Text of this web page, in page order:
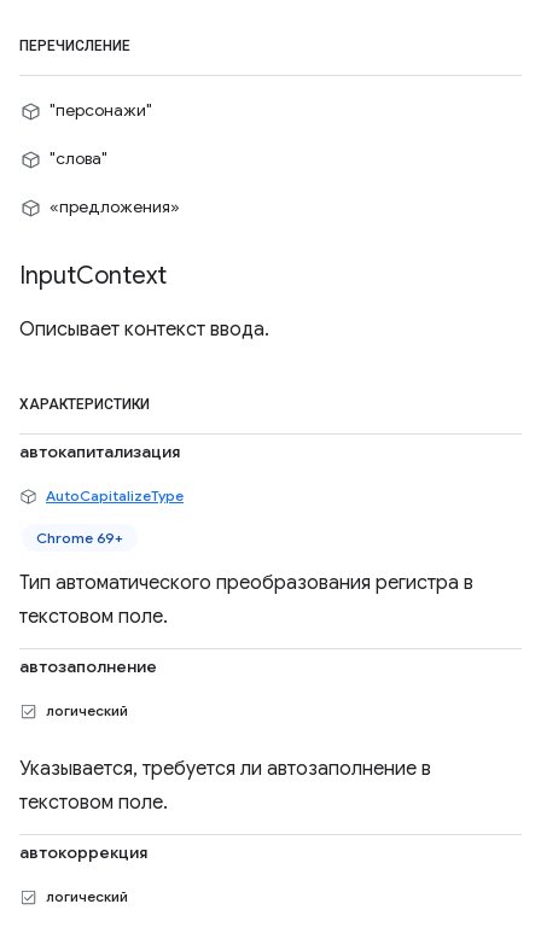
ПЕРЕЧИСЛЕНИЕ
"персонажи"
"слова"
«предложения»
InputContext
Описывает контекст ввода.
ХАРАКТЕРИСТИКИ
автокапитализация
AutoCapitalizeType
Chrome 69+
Тип автоматического преобразования регистра в
текстовом поле.
автозаполнение
логический
Указывается, требуется ли автозаполнение в
текстовом поле.
автокоррекция
логический